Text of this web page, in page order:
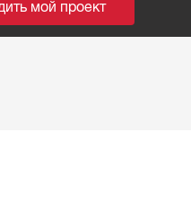
мой проект